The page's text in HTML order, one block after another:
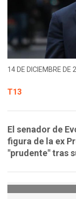
14 DE DICIEMBRE DE
T13
El senador de
figura de la ex
"prudente" tras